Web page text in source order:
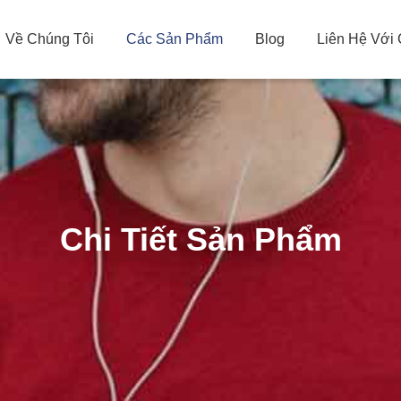
Về Chúng Tôi Các Sản Phẩm Blog Liên Hệ Với
Chi Tiết Sản Phẩm